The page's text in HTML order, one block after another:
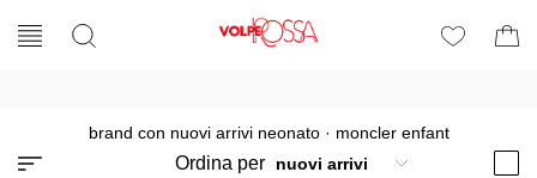
brand con nuovi arrivi neonato· moncler enfant
Ordina per